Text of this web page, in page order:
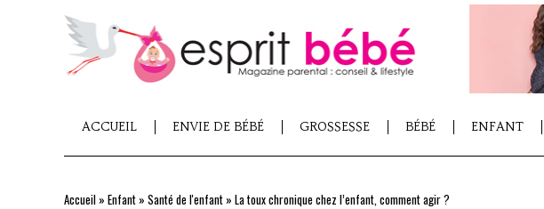
ACCUEIL ENVIE DE BÉBÉ GROSSESSE BÉBÉ ENFANT
Accueil » Enfant » Santé de l'enfant » La toux chronique chez l’enfant, comment agir ?